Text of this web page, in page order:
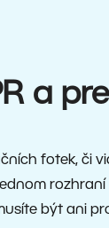
a
fotek, či
být ani